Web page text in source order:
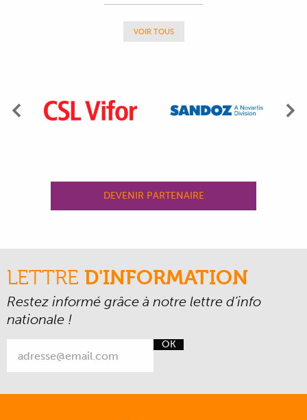
VOIR TOUS
Précédent
DEVENIR PARTENAIRE
LETTRE D'INFORMATION
Restez informé grâce à notre lettre d’info
nationale !
OK